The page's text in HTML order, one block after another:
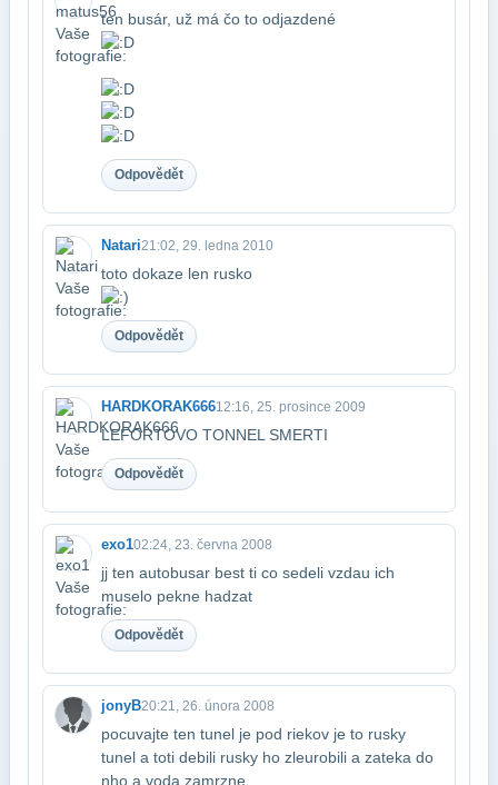
ten busár, už má čo to odjazdené
Odpovědět
Natari21:02, 29. ledna 2010
toto dokaze len rusko
Odpovědět
HARDKORAK66612:16, 25. prosince 2009
LEFORTOVO TONNEL SMERTI
Odpovědět
exo102:24, 23. června 2008
jj ten autobusar best ti co sedeli vzdau ich
muselo pekne hadzat
Odpovědět
jonyB20:21, 26. února 2008
pocuvajte ten tunel je pod riekov je to rusky
tunel a toti debili rusky ho zle​urobili a zateka do
nho a voda zamrzne